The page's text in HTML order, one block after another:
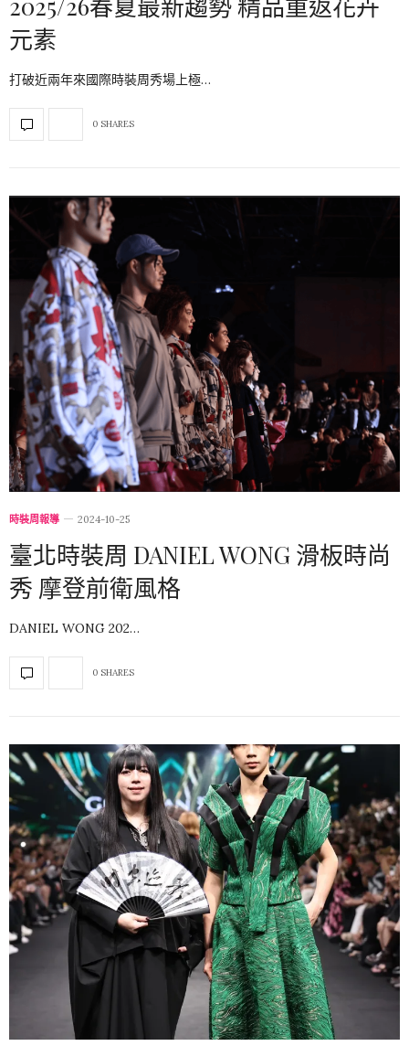
元素
打破近兩年來國際時裝周秀場上極…
0 SHARES
時裝周報導 2024-10-25
臺北時裝周 DANIEL WONG 滑板時尚
秀 摩登前衛風格
DANIEL WONG 202…
0 SHARES